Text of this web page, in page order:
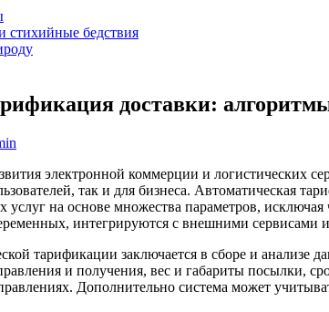
стихийные бедствия
доставки:
электронной коммерции и логистических
так и для бизнеса. Автоматическая
услуг на основе множества параметров,
интегрируются с внешними сервисами
тарификации заключается в сборе и
и получения, вес и габариты посылки,
Дополнительно система может